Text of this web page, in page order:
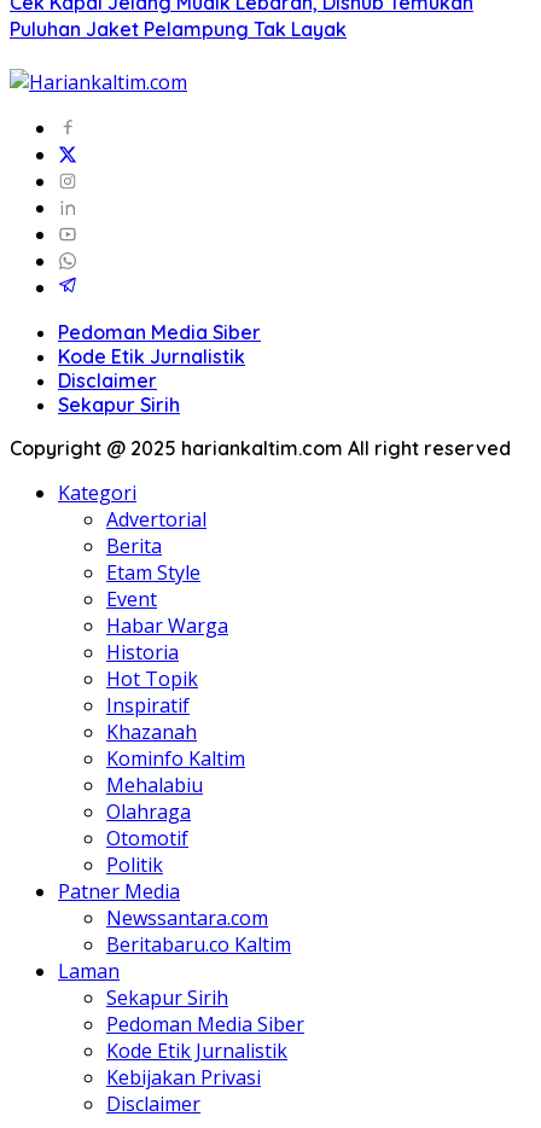
Puluhan Jaket Pelampung Tak Layak
Pedoman Media Siber
Kode Etik Jurnalistik
Disclaimer
Sekapur Sirih
Copyright @ 2025 hariankaltim.com All right reserved
Kategori
Advertorial
Berita
Etam Style
Event
Habar Warga
Historia
Hot Topik
Inspiratif
Khazanah
Kominfo Kaltim
Mehalabiu
Olahraga
Otomotif
Politik
Patner Media
Newssantara.com
Beritabaru.co Kaltim
Laman
Sekapur Sirih
Pedoman Media Siber
Kode Etik Jurnalistik
Kebijakan Privasi
Disclaimer